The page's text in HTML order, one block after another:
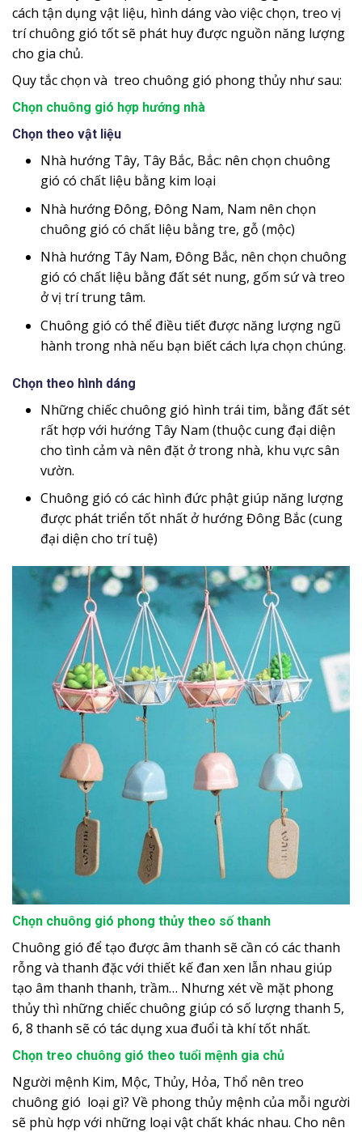
cách tận dụng vật liệu, hình dáng vào việc chọn, treo vị
trí chuông gió tốt sẽ phát huy được nguồn năng lượng
cho gia chủ.
Quy tắc chọn và treo chuông gió phong thủy như sau:
Chọn chuông gió hợp hướng nhà
Chọn theo vật liệu
Nhà hướng Tây, Tây Bắc, Bắc: nên chọn chuông
gió có chất liệu bằng kim loại
Nhà hướng Đông, Đông Nam, Nam nên chọn
chuông gió có chất liệu bằng tre, gỗ (mộc)
Nhà hướng Tây Nam, Đông Bắc, nên chọn chuông
gió có chất liệu bằng đất sét nung, gốm sứ và treo
ở vị trí trung tâm.
Chuông gió có thể điều tiết được năng lượng ngũ
hành trong nhà nếu bạn biết cách lựa chọn chúng.
Chọn theo hình dáng
Những chiếc chuông gió hình trái tim, bằng đất sét
rất hợp với hướng Tây Nam (thuộc cung đại diện
cho tình cảm và nên đặt ở trong nhà, khu vực sân
vườn.
Chuông gió có các hình đức phật giúp năng lượng
được phát triển tốt nhất ở hướng Đông Bắc (cung
đại diện cho trí tuệ)
Chọn chuông gió phong thủy theo số thanh
Chuông gió để tạo được âm thanh sẽ cần có các thanh
rỗng và thanh đặc với thiết kế đan xen lẫn nhau giúp
tạo âm thanh thanh, trầm… Nhưng xét về mặt phong
thủy thì những chiếc chuông giúp có số lượng thanh 5,
6, 8 thanh sẽ có tác dụng xua đuổi tà khí tốt nhất.
Chọn treo chuông gió theo tuổi mệnh gia chủ
Người mệnh Kim, Mộc, Thủy, Hỏa, Thổ nên treo
chuông gió loại gì? Về phong thủy mệnh của mỗi người
sẽ phù hợp với những loại vật chất khác nhau. Cho nên